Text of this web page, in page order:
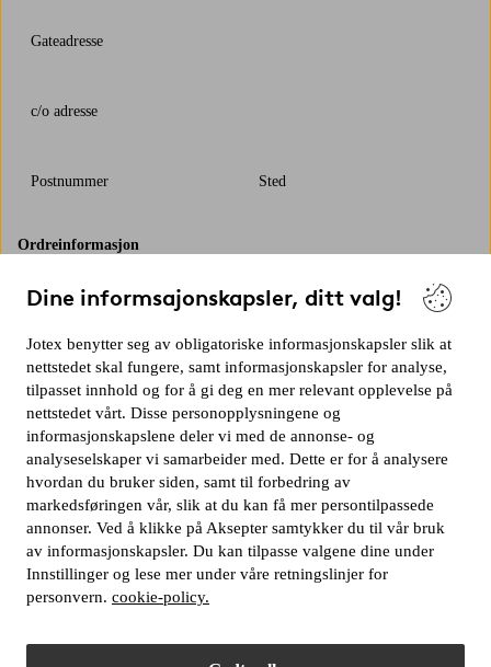
Dine informsajonskapsler, ditt valg!
Jotex benytter seg av obligatoriske informasjonskapsler slik at
nettstedet skal fungere, samt informasjonskapsler for analyse,
tilpasset innhold og for å gi deg en mer relevant opplevelse på
nettstedet vårt. Disse personopplysningene og
informasjonskapslene deler vi med de annonse- og
analyseselskaper vi samarbeider med. Dette er for å analysere
hvordan du bruker siden, samt til forbedring av
markedsføringen vår, slik at du kan få mer persontilpassede
annonser. Ved å klikke på Aksepter samtykker du til vår bruk
av informasjonskapsler. Du kan tilpasse valgene dine under
Innstillinger og lese mer under våre retningslinjer for
personvern. cookie-policy.
Gateadresse
c/o adresse
Postnummer Sted
Ordreinformasjon
Ordrenummer*
Ordredato
Jeg ønsker å angre kjøpet for følgende varer